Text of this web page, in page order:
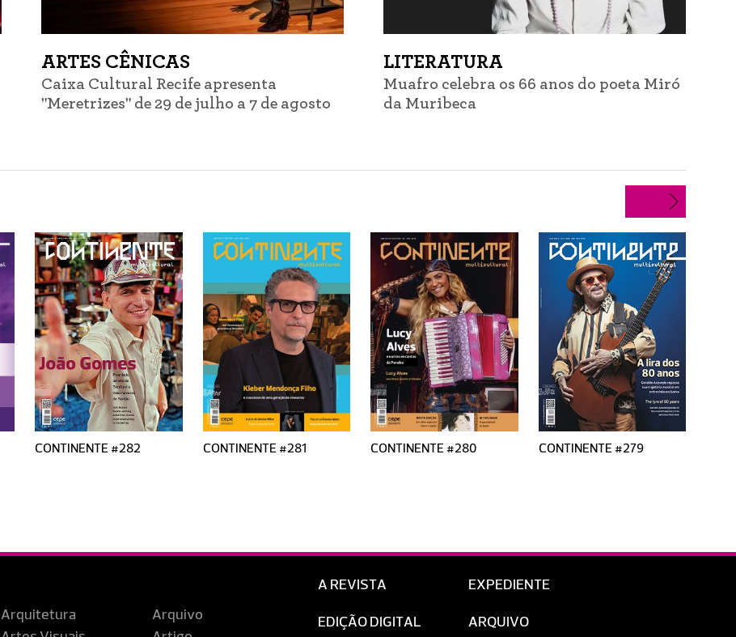
ARTES CÊNICAS
Caixa Cultural Recife apresenta
"Meretrizes" de 29 de julho a 7 de agosto
LITERATURA
Muafro celebra os 66 anos do poeta Miró
da Muribeca
CONTINENTE #282 CONTINENTE #281 CONTINENTE #280 CONTINENTE #279
Arquitetura
Arquivo
A REVISTA
EDIÇÃO DIGITAL
EXPEDIENTE
ARQUIVO